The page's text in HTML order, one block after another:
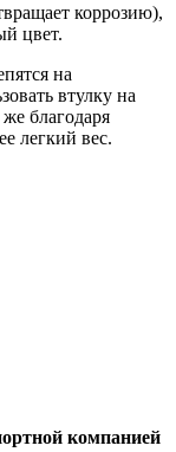
коррозию),
цвет.
на
втулку на
благодаря
легкий вес.
компанией